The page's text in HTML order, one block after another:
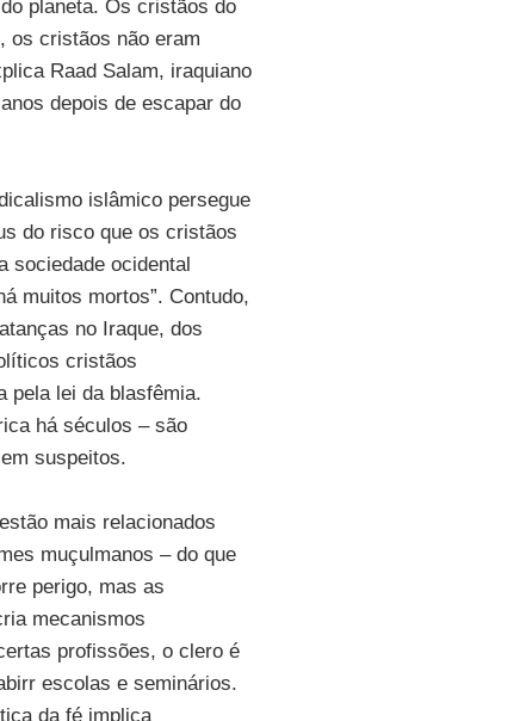
planeta. Os cristãos do
, os cristãos não eram
Raad Salam, iraquiano
depois de escapar do
islâmico persegue
do risco que os cristãos
sociedade ocidental
muitos mortos”. Contudo,
no Iraque, dos
cristãos
pela lei da blasfêmia.
há séculos – são
suspeitos.
mais relacionados
muçulmanos – do que
perigo, mas as
mecanismos
profissões, o clero é
escolas e seminários.
da fé implica